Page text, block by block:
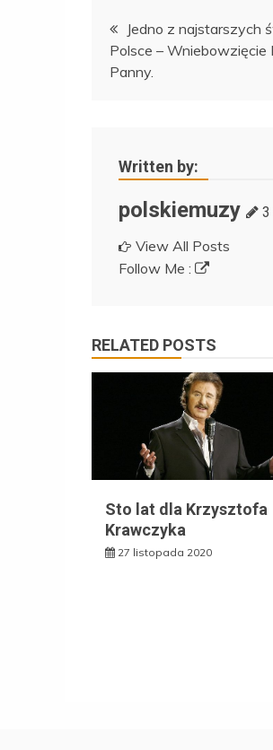
Nawigacja
wpisu
Jedno z najstarszych
Polsce –
Panny.
Written by:
polskiemuzy
View All Posts
Follow Me :
RELATED POSTS
Sto lat dla Krzysztofa
Krawczyka
27 listopada 2020